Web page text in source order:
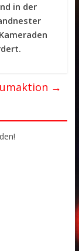
in der
→